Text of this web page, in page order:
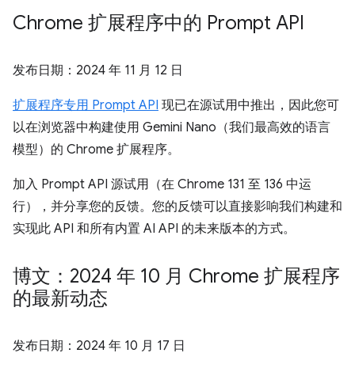
Chrome 扩展程序中的 Prompt API
发布日期： 2024 年 11 月 12 日
扩展程序专用 Prompt API 现已在源试用中推出，因此您可
以在浏览器中构建使用 Gemini Nano（我们最高效的语言
模型）的 Chrome 扩展程序。
加入 Prompt API 源试用（在 Chrome 131 至 136 中运
行），并分享您的反馈。您的反馈可以直接影响我们构建和
实现此 API 和所有内置 AI API 的未来版本的方式。
博文：2024 年 10 月 Chrome 扩展程序
的最新动态
发布日期： 2024 年 10 月 17 日